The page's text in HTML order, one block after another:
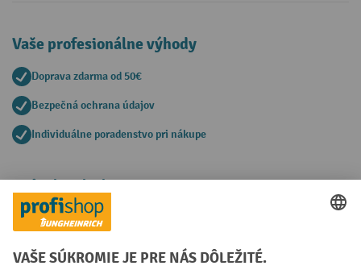
Vaše profesionálne výhody
Doprava zdarma od 50€
Bezpečná ochrana údajov
Individuálne poradenstvo pri nákupe
Spôsoby platby
Creditcard (Master)Creditcard (Visa)
Faktúra Predplatba